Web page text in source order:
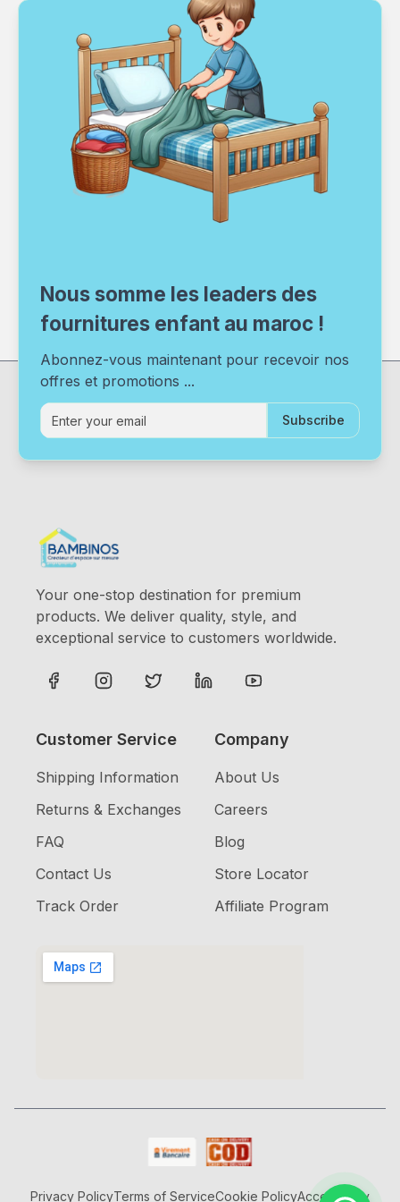
Nous somme les leaders des
fournitures enfant au maroc !
Abonnez-vous maintenant pour recevoir nos
offres et promotions ...
Subscribe
Your one-stop destination for premium
products. We deliver quality, style, and
exceptional service to customers worldwide.
Customer Service
Shipping Information
Returns & Exchanges
FAQ
Contact Us
Track Order
Company
About Us
Careers
Blog
Store Locator
Affiliate Program
Privacy PolicyTerms of ServiceCookie PolicyAccessibility